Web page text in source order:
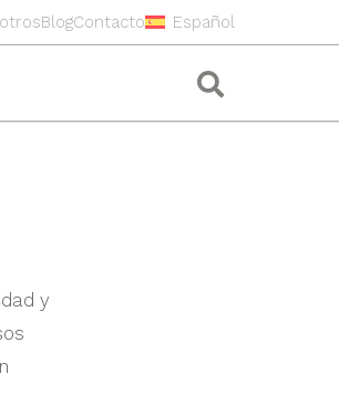
BlogContacto Español
y